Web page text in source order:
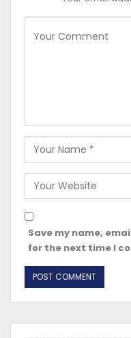
Save my name,
for the next time I